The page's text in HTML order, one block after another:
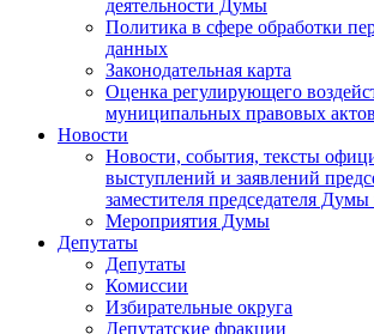
деятельности Думы
Политика в сфере обработки
данных
Законодательная карта
Оценка регулирующего
муниципальных правовых актов
Новости
Новости, события, тексты
выступлений и заявлений
заместителя председателя
Мероприятия Думы
Депутаты
Депутаты
Комиссии
Избирательные округа
Депутатские фракции